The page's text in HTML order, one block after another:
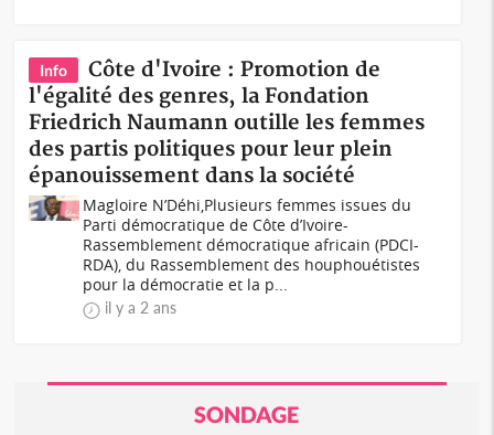
Info
Côte d'Ivoire : Promotion de
l'égalité des genres, la Fondation
Friedrich Naumann outille les femmes
des partis politiques pour leur plein
épanouissement dans la société
Magloire N’Déhi,Plusieurs femmes issues du
Parti démocratique de Côte d’Ivoire-
Rassemblement démocratique africain (PDCI-
RDA), du Rassemblement des houphouétistes
pour la démocratie et la p...
il y a 2 ans
SONDAGE